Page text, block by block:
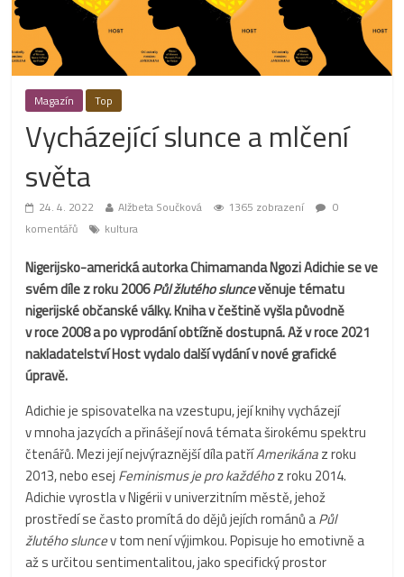
Magazín Top
Vycházející slunce a mlčení
světa
24. 4. 2022 Alžbeta Součková 1365 zobrazení
0
komentářů
kultura
Nigerijsko-americká autorka Chimamanda Ngozi Adichie se ve
svém díle z roku 2006Půl žlutého sluncevěnuje tématu
nigerijské občanské války. Kniha v češtině vyšla původně
v roce 2008 a po vyprodání obtížně dostupná. Až v roce 2021
nakladatelství Host vydalo další vydání v nové grafické
úpravě.
Adichie je spisovatelka na vzestupu, její knihy vycházejí
v mnoha jazycích a přinášejí nová témata širokému spektru
čtenářů. Mezi její nejvýraznější díla patříAmerikánaz roku
2013, nebo esej Feminismus je pro každéhoz roku 2014.
Adichie vyrostla v Nigérii v univerzitním městě, jehož
prostředí se často promítá do dějů jejích románů aPůl
žlutého sluncev tom není výjimkou. Popisuje ho emotivně a
až s určitou sentimentalitou, jako specifický prostor